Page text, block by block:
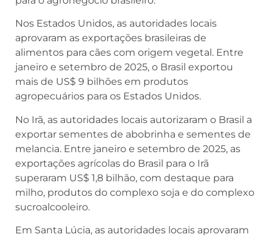
Nos Estados Unidos, as autoridades locais
aprovaram as exportações brasileiras de
alimentos para cães com origem vegetal. Entre
janeiro e setembro de 2025, o Brasil exportou
mais de US$ 9 bilhões em produtos
agropecuários para os Estados Unidos.
No Irã, as autoridades locais autorizaram o Brasil a
exportar sementes de abobrinha e sementes de
melancia. Entre janeiro e setembro de 2025, as
exportações agrícolas do Brasil para o Irã
superaram US$ 1,8 bilhão, com destaque para
milho, produtos do complexo soja e do complexo
sucroalcooleiro.
Em Santa Lúcia, as autoridades locais aprovaram